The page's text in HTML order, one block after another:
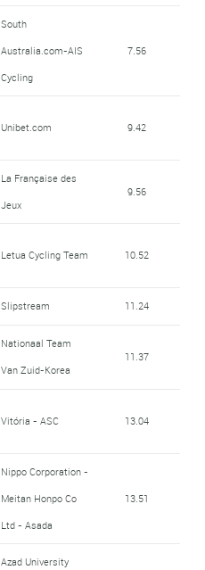
South
Australia.com-AIS
Cycling
7.56
Unibet.com 9.42
La Française des
Jeux
9.56
Letua Cycling Team 10.52
Slipstream 11.24
Nationaal Team
Van Zuid-Korea
11.37
Vitória - ASC 13.04
Nippo Corporation -
Meitan Honpo Co
Ltd - Asada
13.51
Azad University